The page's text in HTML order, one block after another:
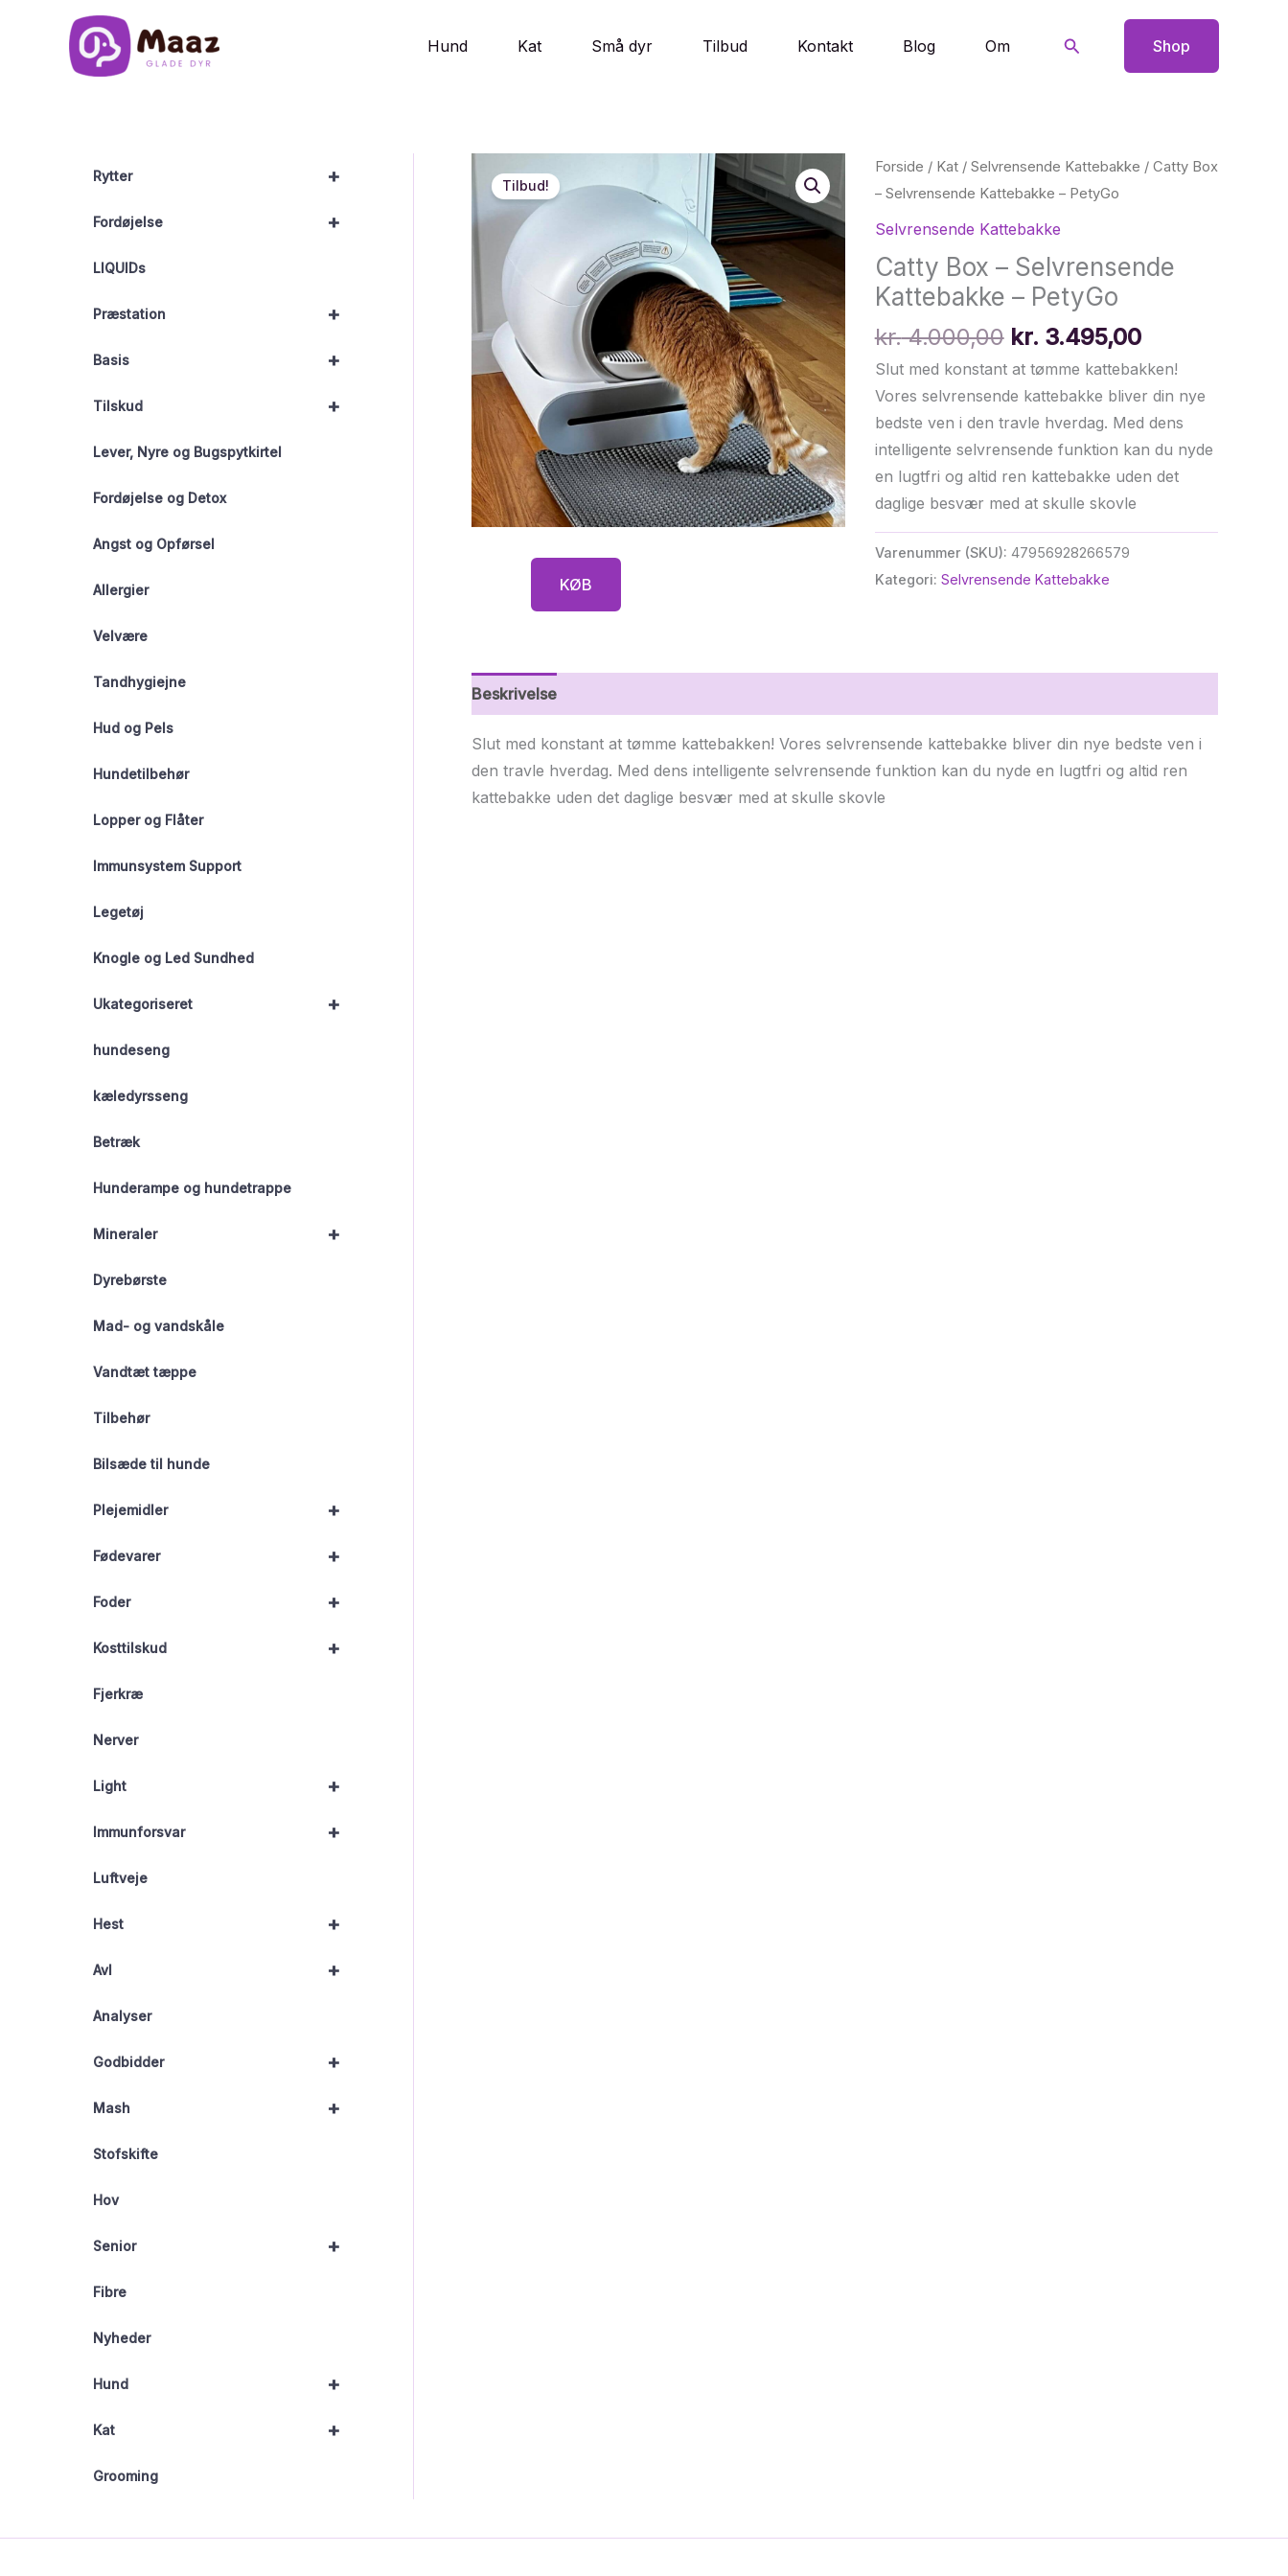
Hund Kat Små dyr Tilbud Kontakt Blog Om Søg Shop
+
Rytter
+
Fordøjelse
LIQUIDs
+
Præstation
+
Basis
+
Tilskud
Lever, Nyre og Bugspytkirtel
Fordøjelse og Detox
Angst og Opførsel
Allergier
Velvære
Tandhygiejne
Hud og Pels
Hundetilbehør
Lopper og Flåter
Immunsystem Support
Legetøj
Knogle og Led Sundhed
+
Ukategoriseret
hundeseng
kæledyrsseng
Betræk
Hunderampe og hundetrappe
+
Mineraler
Dyrebørste
Mad- og vandskåle
Vandtæt tæppe
Tilbehør
Bilsæde til hunde
+
Plejemidler
+
Fødevarer
+
Foder
+
Kosttilskud
Fjerkræ
Nerver
+
Light
+
Immunforsvar
Luftveje
+
Hest
+
Avl
Analyser
+
Godbidder
+
Mash
Stofskifte
Hov
+
Senior
Fibre
Nyheder
+
Hund
+
Kat
Grooming
Tilbud!
Forside / Kat/ Selvrensende Kattebakke / Catty Box
– Selvrensende Kattebakke – PetyGo
Selvrensende Kattebakke
Catty Box – Selvrensende
Kattebakke – PetyGo
kr.4.000,00 Den
oprindelige
pris
var:
kr. 4.000,00.
kr. 3.495,00Den
aktuelle
pris
er:
kr. 3.495,00.
Slut med konstant at tømme kattebakken!
Vores selvrensende kattebakke bliver din nye
bedste ven i den travle hverdag. Med dens
intelligente selvrensende funktion kan du nyde
en lugtfri og altid ren kattebakke uden det
daglige besvær med at skulle skovle
Varenummer (SKU): 47956928266579
Kategori: Selvrensende Kattebakke
KØB
Beskrivelse
Slut med konstant at tømme kattebakken! Vores selvrensende kattebakke bliver din nye bedste ven i
den travle hverdag. Med dens intelligente selvrensende funktion kan du nyde en lugtfri og altid ren
kattebakke uden det daglige besvær med at skulle skovle